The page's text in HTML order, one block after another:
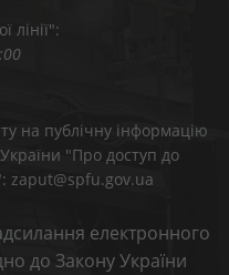
лінії":
на публічну інформацію
"Про доступ до
zaput@spfu.gov.ua
електронного
до Закону України